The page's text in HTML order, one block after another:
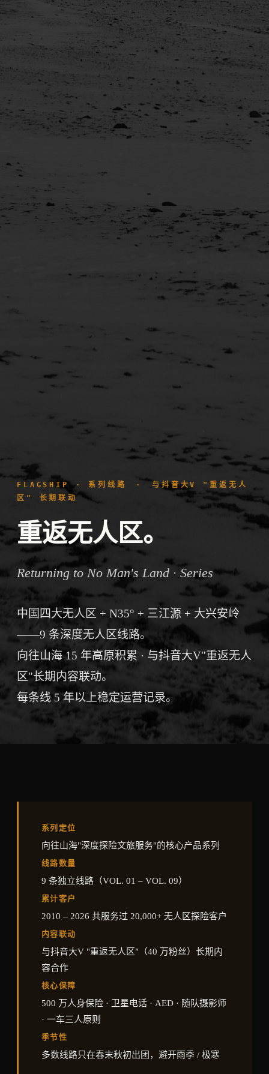
FLAGSHIP · 系列线路 · 与抖音大V "重返无人
区" 长期联动
重返无人区。
Returning to No Man's Land · Series
中国四大无人区 + N35° + 三江源 + 大兴安岭
——9 条深度无人区线路。
向往山海 15 年高原积累 · 与抖音大V"重返无人
区"长期内容联动。
每条线 5 年以上稳定运营记录。
系列定位
向往山海"深度探险文旅服务"的核心产品系列
线路数量
9 条独立线路（VOL. 01 – VOL. 09）
累计客户
2010 – 2026 共服务过 20,000+ 无人区探险客户
内容联动
与抖音大V "重返无人区"（40 万粉丝）长期内
容合作
核心保障
500 万人身保险 · 卫星电话 · AED · 随队摄影师
· 一车三人原则
季节性
多数线路只在春末秋初出团，避开雨季 / 极寒